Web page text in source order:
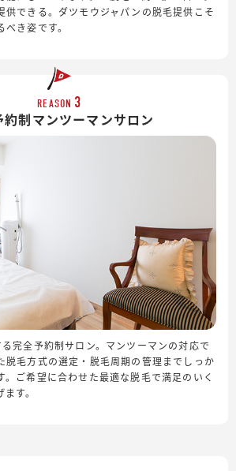
供できる。ダツモウジャパンの脱毛提供こそ
き姿です。
REASON 3
約制マンツーマンサロン
完全予約制サロン。マンツーマンの対応で
脱毛方式の選定・脱毛周期の管理までしっか
。ご希望に合わせた最適な脱毛で満足のいく
す。